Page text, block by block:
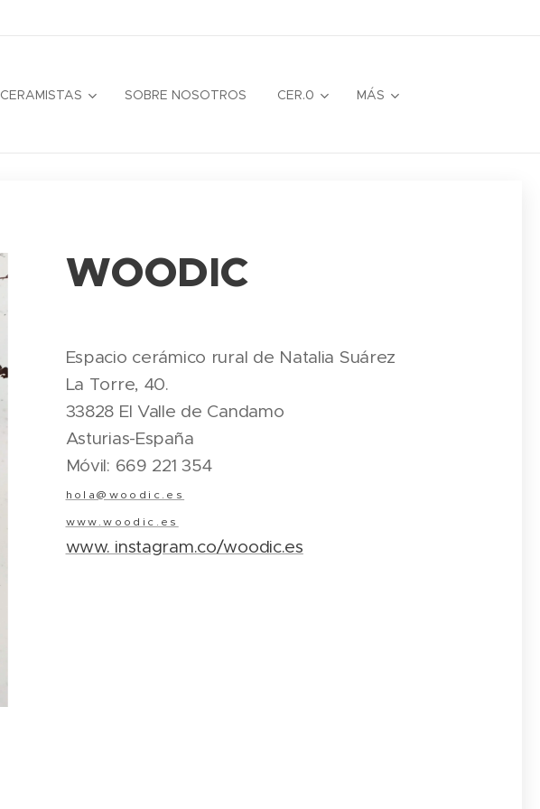
CERAMISTAS SOBRE NOSOTROS CER.0 MÁS
WOODIC
Espacio cerámico rural de Natalia Suárez
La Torre, 40.
33828 El Valle de Candamo
Asturias-España
Móvil: 669 221 354
hola@woodic.es
www.woodic.es
www. instagram.co/woodic.es